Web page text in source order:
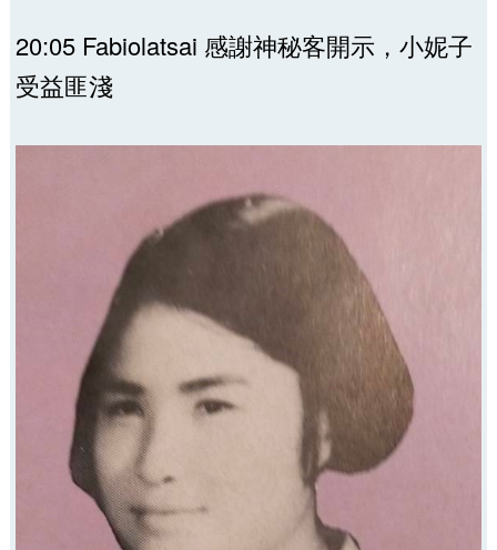
20:05 Fabiolatsai 感謝神秘客開示，小妮子
受益匪淺